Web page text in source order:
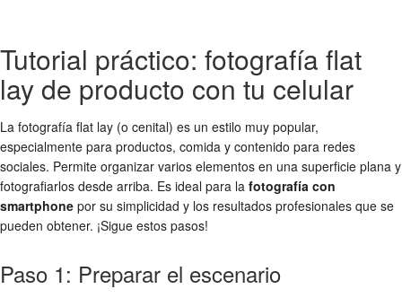
Tutorial práctico: fotografía flat
lay de producto con tu celular
La fotografía flat lay (o cenital) es un estilo muy popular,
especialmente para productos, comida y contenido para redes
sociales. Permite organizar varios elementos en una superficie plana y
fotografiarlos desde arriba. Es ideal para la fotografía con
smartphone por su simplicidad y los resultados profesionales que se
pueden obtener. ¡Sigue estos pasos!
Paso 1: Preparar el escenario